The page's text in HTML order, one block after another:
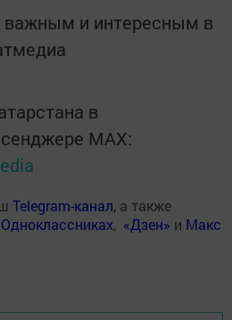
и интересным в
в
MАХ:
Telegram-канал, а также
Одноклассниках, «Дзен» и Макс